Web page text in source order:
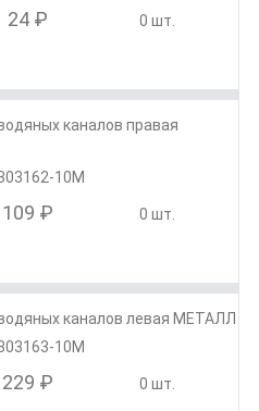
24 ₽ 0 шт.
каналов правая
10М
109 ₽ 0 шт.
каналов левая МЕТАЛЛ
10М
229 ₽ 0 шт.